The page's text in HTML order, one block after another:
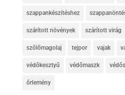
szappankészítéshez
szárított növények szárított virág
szőlőmagolaj tejpor vajak
védőkesztyű védőmaszk
őrlemény